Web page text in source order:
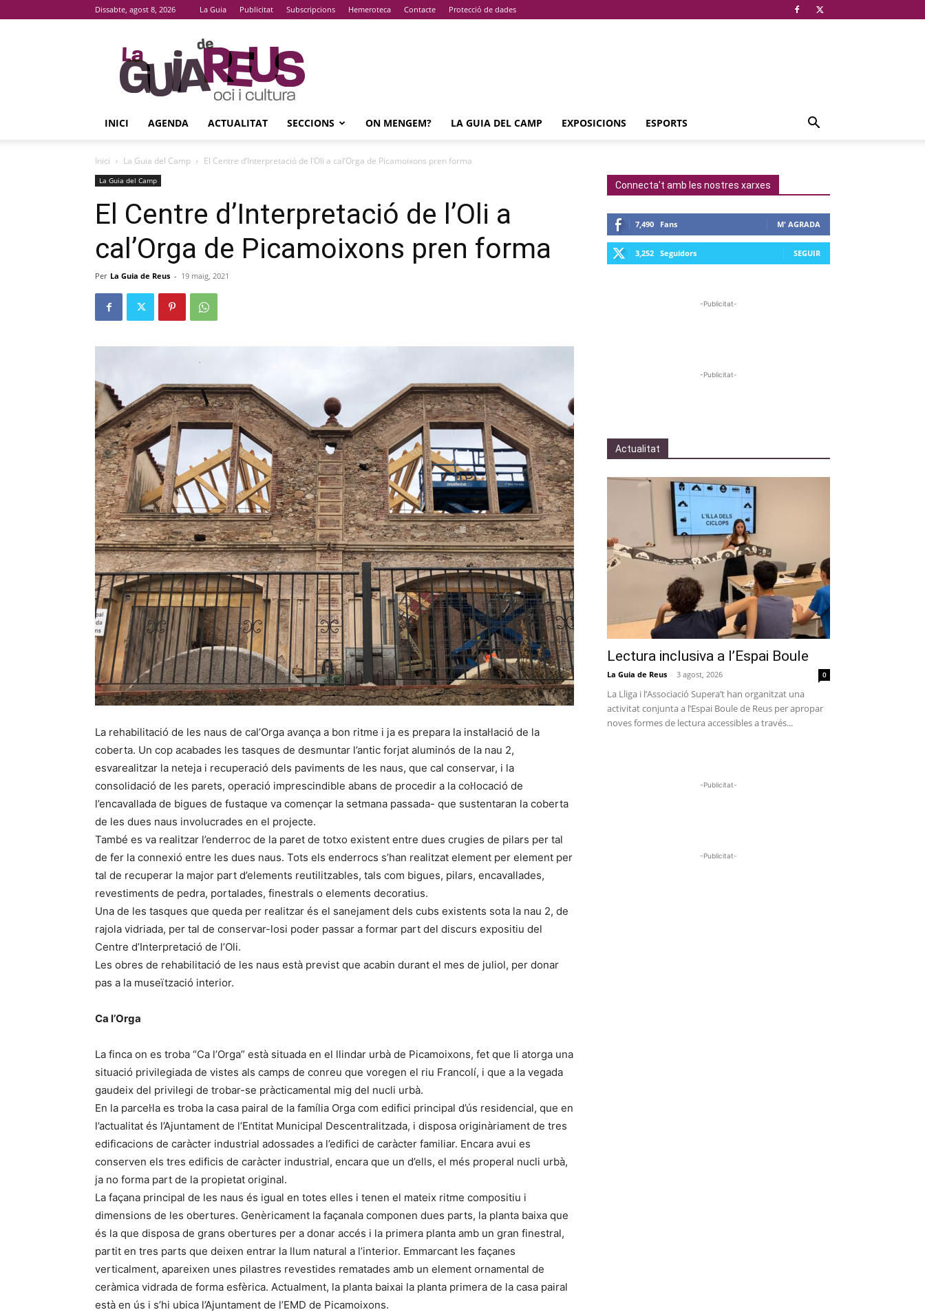
Dissabte, agost 8, 2026 La Guia Publicitat Subscripcions Hemeroteca Contacte Protecció de dades
La
Guia
De
Reus
INICI AGENDA ACTUALITAT SECCIONS ON MENGEM? LA GUIA DEL CAMP EXPOSICIONS ESPORTS
Inici La Guia del Camp El Centre d’Interpretació de l’Oli a cal’Orga de Picamoixons pren forma
La Guia del Camp
El Centre d’Interpretació de l’Oli a
cal’Orga de Picamoixons pren forma
Per La Guia de Reus - 19 maig, 2021
La rehabilitació de les naus de cal’Orga avança a bon ritme i ja es prepara la instal·lació de la
coberta. Un cop acabades les tasques de desmuntar l’antic forjat aluminós de la nau 2,
esvarealitzar la neteja i recuperació dels paviments de les naus, que cal conservar, i la
consolidació de les parets, operació imprescindible abans de procedir a la col·locació de
l’encavallada de bigues de fustaque va començar la setmana passada- que sustentaran la coberta
de les dues naus involucrades en el projecte.
També es va realitzar l’enderroc de la paret de totxo existent entre dues crugies de pilars per tal
de fer la connexió entre les dues naus. Tots els enderrocs s’han realitzat element per element per
tal de recuperar la major part d’elements reutilitzables, tals com bigues, pilars, encavallades,
revestiments de pedra, portalades, finestrals o elements decoratius.
Una de les tasques que queda per realitzar és el sanejament dels cubs existents sota la nau 2, de
rajola vidriada, per tal de conservar-losi poder passar a formar part del discurs expositiu del
Centre d’Interpretació de l’Oli.
Les obres de rehabilitació de les naus està previst que acabin durant el mes de juliol, per donar
pas a la museïtzació interior.
Ca l’Orga
La finca on es troba “Ca l’Orga” està situada en el llindar urbà de Picamoixons, fet que li atorga una
situació privilegiada de vistes als camps de conreu que voregen el riu Francolí, i que a la vegada
gaudeix del privilegi de trobar-se pràcticamental mig del nucli urbà.
En la parcel·la es troba la casa pairal de la família Orga com edifici principal d’ús residencial, que en
l’actualitat és l’Ajuntament de l’Entitat Municipal Descentralitzada, i disposa originàriament de tres
edificacions de caràcter industrial adossades a l’edifici de caràcter familiar. Encara avui es
conserven els tres edificis de caràcter industrial, encara que un d’ells, el més properal nucli urbà,
ja no forma part de la propietat original.
La façana principal de les naus és igual en totes elles i tenen el mateix ritme compositiu i
dimensions de les obertures. Genèricament la façanala componen dues parts, la planta baixa que
és la que disposa de grans obertures per a donar accés i la primera planta amb un gran finestral,
partit en tres parts que deixen entrar la llum natural a l’interior. Emmarcant les façanes
verticalment, apareixen unes pilastres revestides rematades amb un element ornamental de
ceràmica vidrada de forma esfèrica. Actualment, la planta baixai la planta primera de la casa pairal
està en ús i s’hi ubica l’Ajuntament de l’EMD de Picamoixons.
Connecta't amb les nostres xarxes
7,490 Fans M' AGRADA
3,252 Seguidors SEGUIR
-Publicitat-
-Publicitat-
Actualitat
Lectura inclusiva a l’Espai Boule
La Guia de Reus - 3 agost, 2026 0
La Lliga i l’Associació Supera’t han organitzat una
activitat conjunta a l’Espai Boule de Reus per apropar
noves formes de lectura accessibles a través...
-Publicitat-
-Publicitat-